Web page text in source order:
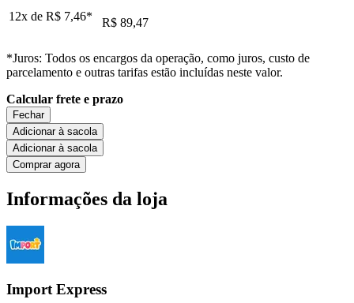
12x de R$ 7,46* R$ 89,47
*Juros: Todos os encargos da operação, como juros, custo de
parcelamento e outras tarifas estão incluídas neste valor.
Calcular frete e prazo
Fechar
Adicionar à sacola
Adicionar à sacola
Comprar agora
Informações da loja
Import Express